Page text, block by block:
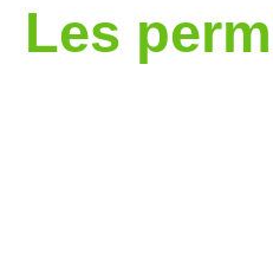
Les